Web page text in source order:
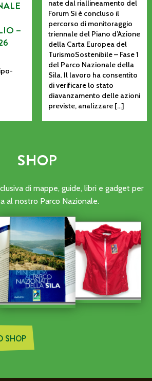
–
nate dal riallineamento del
Forum Si è concluso il
percorso di monitoraggio
triennale del Piano d’Azione
della Carta Europea del
TurismoSostenibile – Fase 1
del Parco Nazionale della
Sila. Il lavoro ha consentito
di verificare lo stato
diavanzamento delle azioni
previste, analizzare […]
SHOP
di mappe, guide, libri e gadget per
al nostro Parco Nazionale.
SHOP